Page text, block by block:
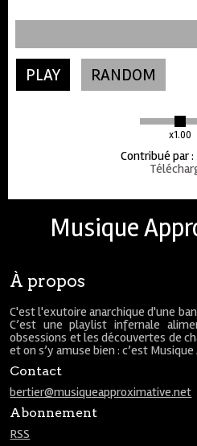
PLAY RANDOM
x1.00
Contribué par:
Musique
À propos
C'est l'exutoire anarchique d'une
C’est une playlist infernale
obsessions et les découvertes de
et on s’y amuse bien : c’est
Contact
bertier@musiqueapproximative.net
Abonnement
RSS